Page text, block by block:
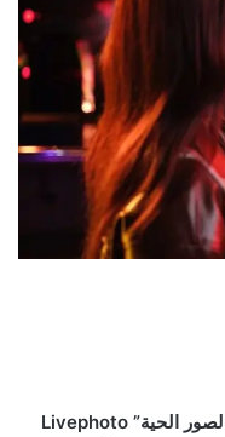
أعلنت أوبو (OPPO) عن إطلاق خاصية “الصور الحية” Livephoto